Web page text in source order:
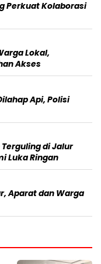
Perkuat Kolaborasi
Lokal,
Akses
Api, Polisi
di Jalur
Luka Ringan
Aparat dan Warga